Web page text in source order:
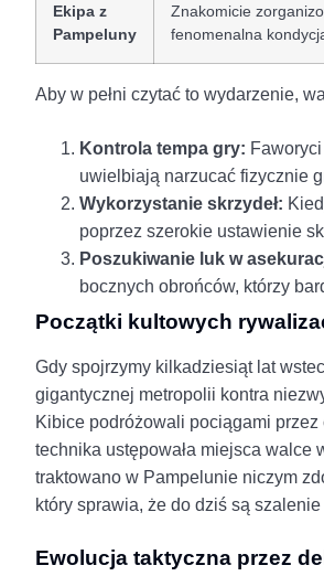
Ekipa z
Pampeluny
Znakomicie
fenomenalna
Aby w pełni czytać to wydarzenie,
Kontrola tempa gry:
uwielbiają narzucać fizycznie
Wykorzystanie skrzydeł:
poprzez szerokie ustawienie
Poszukiwanie luk w
bocznych obrońców, którzy
Początki kultowych
Gdy spojrzymy kilkadziesiąt lat
gigantycznej metropolii kontra
Kibice podróżowali pociągami
technika ustępowała miejsca walce
traktowano w Pampelunie niczym
który sprawia, że do dziś są
Ewolucja taktyczna przez